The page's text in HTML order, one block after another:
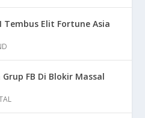
Tembus Elit Fortune Asia
FB Di Blokir Massal